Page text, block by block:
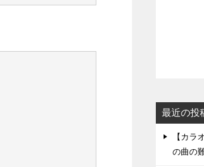
最近の投
【カラ
の曲の